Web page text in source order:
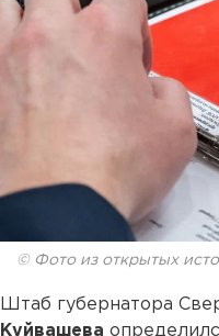
© Фото из открытых
Штаб губернатора
Куйвашева